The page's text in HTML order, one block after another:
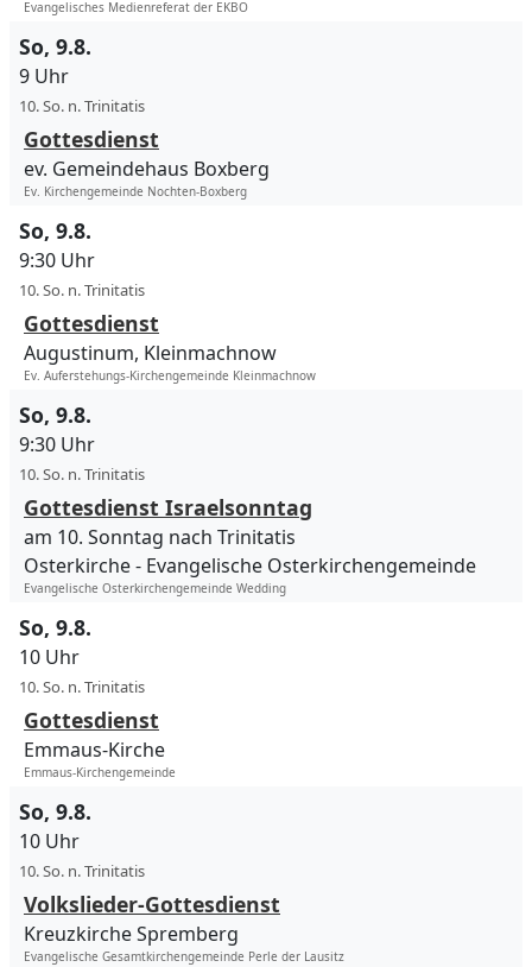
Evangelisches Medienreferat der EKBO
So, 9.8.
9 Uhr
10. So. n. Trinitatis
Gottesdienst
ev. Gemeindehaus Boxberg
Ev. Kirchengemeinde Nochten-Boxberg
So, 9.8.
9:30 Uhr
10. So. n. Trinitatis
Gottesdienst
Augustinum, Kleinmachnow
Ev. Auferstehungs-Kirchengemeinde Kleinmachnow
So, 9.8.
9:30 Uhr
10. So. n. Trinitatis
Gottesdienst Israelsonntag
am 10. Sonntag nach Trinitatis
Osterkirche
Evangelische Osterkirchengemeinde
Evangelische Osterkirchengemeinde Wedding
So, 9.8.
10 Uhr
10. So. n. Trinitatis
Gottesdienst
Emmaus-Kirche
Emmaus-Kirchengemeinde
So, 9.8.
10 Uhr
10. So. n. Trinitatis
Volkslieder-Gottesdienst
Kreuzkirche Spremberg
Evangelische Gesamtkirchengemeinde Perle der Lausitz